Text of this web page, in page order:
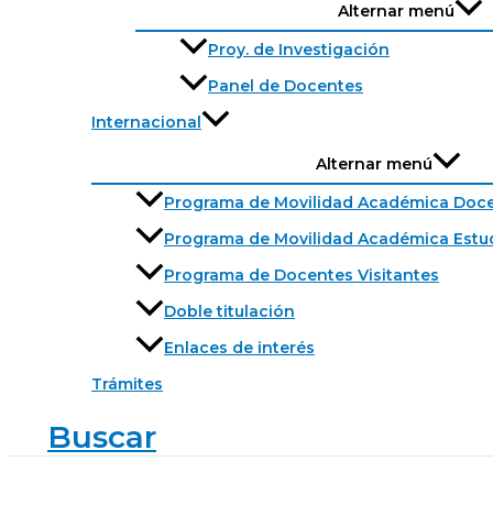
Alternar menú
Proy. de Investigación
Panel de Docentes
Internacional
Alternar menú
Programa de Movilidad Académica
Programa de Movilidad Académica
Programa de Docentes Visitantes
Doble titulación
Enlaces de interés
Trámites
Buscar